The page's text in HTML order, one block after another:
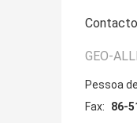
Contacto
GEO-
Pessoa
Fax:
86-